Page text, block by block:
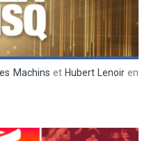
Machins et Hubert Lenoiren